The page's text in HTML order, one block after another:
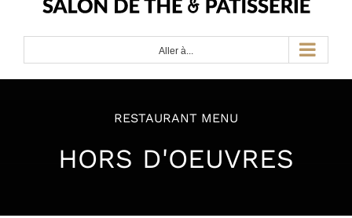
Aller à...
RESTAURANT MENU
HORS D'OEUVRES